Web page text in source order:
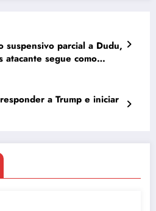
suspensivo parcial a Dudu,
atacante segue como
a Trump e iniciar